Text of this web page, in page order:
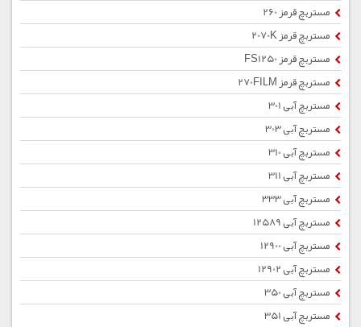
مستربچ قرمز 260
مستربچ قرمز 2070K
مستربچ قرمز FS1250
مستربچ قرمز 270FILM
مستربچ آبی 301
مستربچ آبی 303
مستربچ آبی 310
مستربچ آبی 311
مستربچ آبی 333
مستربچ آبی 12589
مستربچ آبی 12900
مستربچ آبی 12902
مستربچ آبی 350
مستربچ آبی 351